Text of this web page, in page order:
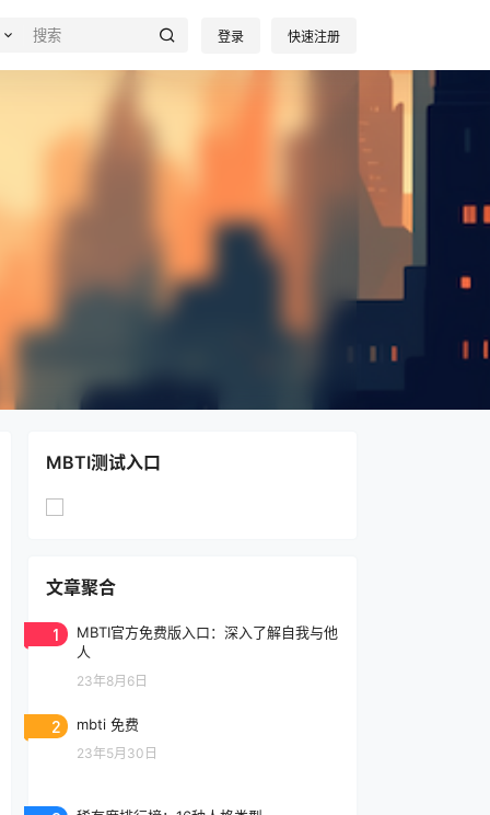
登录 快速注册
MBTI测试入口
文章聚合
1
MBTI官方免费版入口：深入了解自我与他
人
23年8月6日
2 mbti 免费
23年5月30日